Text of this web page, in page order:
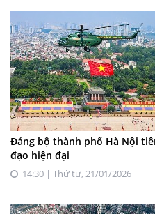
Đảng bộ thành phố Hà Nội
đạo hiện đại
14:30 | Thứ tư, 21/01/2026